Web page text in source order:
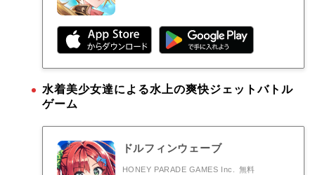
水着美少女達による水上の爽快ジェットバトル
ゲーム
ドルフィンウェーブ
HONEY PARADE GAMES Inc. 無料